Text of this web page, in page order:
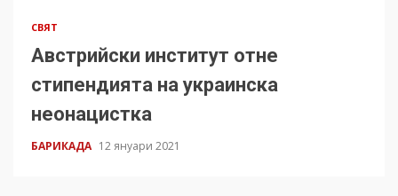
СВЯТ
Австрийски институт отне
стипендията на украинска
неонацистка
БАРИКАДА 12 януари 2021